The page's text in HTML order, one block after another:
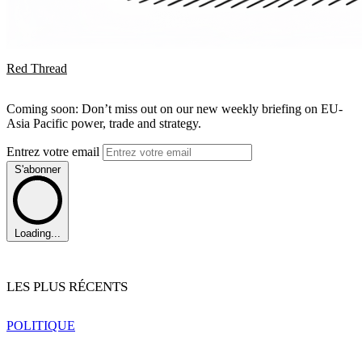
Red Thread
Coming soon: Don’t miss out on our new weekly briefing on EU-
Asia Pacific power, trade and strategy.
Entrez votre email
S'abonner
Loading...
LES PLUS RÉCENTS
POLITIQUE